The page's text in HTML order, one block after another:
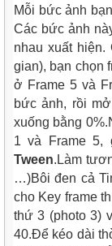
Mỗi bức ảnh
Các bức ảnh
nhau xuất
gian), bạn chọn
ở Frame 5 và
bức ảnh, rồi
xuống bằng
1 và Frame 5,
Tween.Làm
…)Bôi đen cả
cho Key frame
thứ 3 (photo 3)
40.Để kéo dài